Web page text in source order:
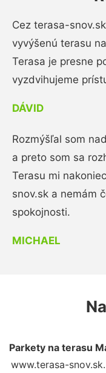
Cez terasa-
vyvýšenú terasu
Terasa je presne
vyzdvihujeme
DÁVID
Rozmýšľal som
a preto som sa
Terasu mi
snov.sk a nemám
spokojnosti.
MICHAEL
Parkety na terasu
www.terasa-